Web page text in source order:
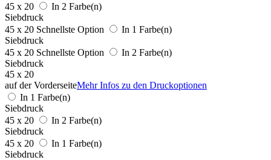
45 x 20
In 2 Farbe(n)
Siebdruck
45 x 20 Schnellste Option
In 1 Farbe(n)
Siebdruck
45 x 20 Schnellste Option
In 2 Farbe(n)
Siebdruck
45 x 20
auf der VorderseiteMehr Infos zu den Druckoptionen
In 1 Farbe(n)
Siebdruck
45 x 20
In 2 Farbe(n)
Siebdruck
45 x 20
In 1 Farbe(n)
Siebdruck